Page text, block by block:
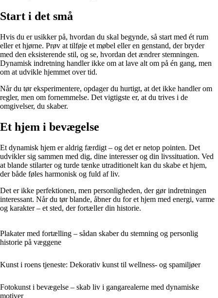
Start i det små
Hvis du er usikker på, hvordan du skal begynde, så start med ét rum
eller et hjørne. Prøv at tilføje et møbel eller en genstand, der bryder
med den eksisterende stil, og se, hvordan det ændrer stemningen.
Dynamisk indretning handler ikke om at lave alt om på én gang, men
om at udvikle hjemmet over tid.
Når du tør eksperimentere, opdager du hurtigt, at det ikke handler om
regler, men om fornemmelse. Det vigtigste er, at du trives i de
omgivelser, du skaber.
Et hjem i bevægelse
Et dynamisk hjem er aldrig færdigt – og det er netop pointen. Det
udvikler sig sammen med dig, dine interesser og din livssituation. Ved
at blande stilarter og turde tænke utraditionelt kan du skabe et hjem,
der både føles harmonisk og fuld af liv.
Det er ikke perfektionen, men personligheden, der gør indretningen
interessant. Når du tør blande, åbner du for et hjem med energi, varme
og karakter – et sted, der fortæller din historie.
Plakater med fortælling – sådan skaber du stemning og personlig
historie på væggene
Kunst i roens tjeneste: Dekorativ kunst til wellness- og spamiljøer
Fotokunst i bevægelse – skab liv i gangarealerne med dynamiske
motiver